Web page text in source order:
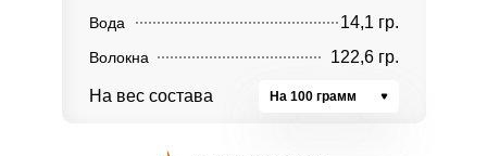
Вода 14,1 гр.
Волокна 122,6 гр.
На вес состава На 100 грамм